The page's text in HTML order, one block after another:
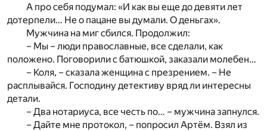
А про себя подумал: «И как вы еще до девяти лет
дотерпели… Не о пацане вы думали. О деньгах».
Мужчина на миг сбился. Продолжил:
– Мы – люди православные, все сделали, как
положено. Поговорили с батюшкой, заказали молебен…
– Коля, – сказала женщина с презрением. – Не
расплывайся. Господину детективу вряд ли интересны
детали.
– Два нотариуса, все честь по… – мужчина запнулся.
– Дайте мне протокол, – попросил Артём. Взял из